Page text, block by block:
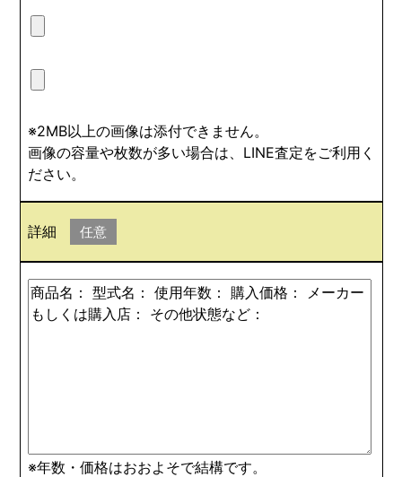
※2MB以上の画像は添付できません。
画像の容量や枚数が多い場合は、LINE査定をご利用く
ださい。
詳細 任意
※年数・価格はおおよそで結構です。